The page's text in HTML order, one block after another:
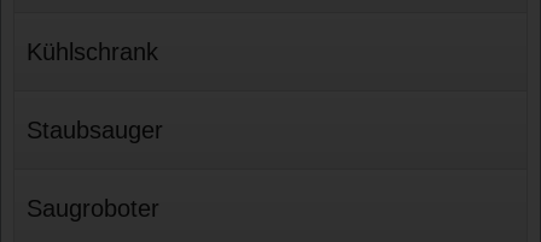
Kühlschrank
Staubsauger
Saugroboter